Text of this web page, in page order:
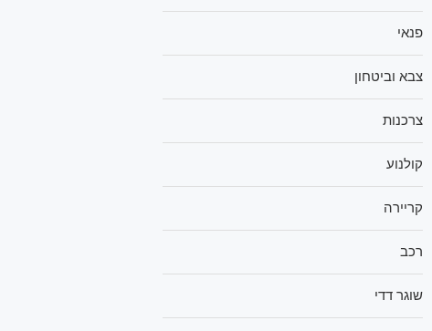
פנאי
צבא וביטחון
צרכנות
קולנוע
קריירה
רכב
שוגר דדי